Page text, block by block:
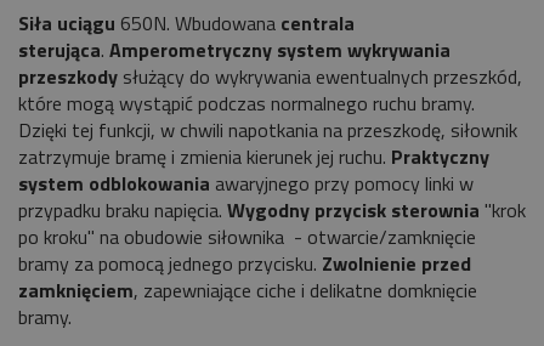
Siła uciągu 650N. Wbudowana centrala
sterująca. Amperometryczny system wykrywania
przeszkody służący do wykrywania ewentualnych przeszkód,
które mogą wystąpić podczas normalnego ruchu bramy.
Dzięki tej funkcji, w chwili napotkania na przeszkodę, siłownik
zatrzymuje bramę i zmienia kierunek jej ruchu. Praktyczny
system odblokowania awaryjnego przy pomocy linki w
przypadku braku napięcia. Wygodny przycisk sterownia "krok
po kroku" na obudowie siłownika - otwarcie/zamknięcie
bramy za pomocą jednego przycisku. Zwolnienie przed
zamknięciem, zapewniające ciche i delikatne domknięcie
bramy.